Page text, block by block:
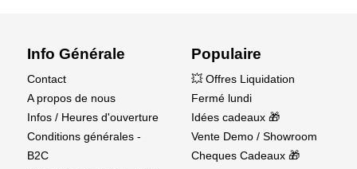
Info Générale
Contact
A propos de nous
Infos / Heures d'ouverture
Conditions générales -
B2C
Populaire
💥 Offres Liquidation
Fermé lundi
Idées cadeaux 🎁
Vente Demo / Showroom
Cheques Cadeaux 🎁